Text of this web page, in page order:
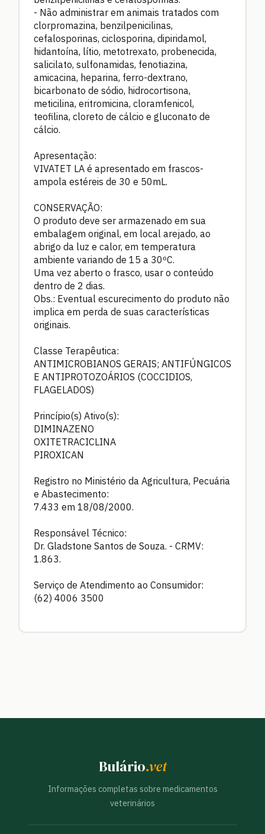
- Não administrar em animais tratados com
clorpromazina, benzilpenicilinas,
cefalosporinas, ciclosporina, dipiridamol,
hidantoína, lítio, metotrexato, probenecida,
salicilato, sulfonamidas, fenotiazina,
amicacina, heparina, ferro-dextrano,
bicarbonato de sódio, hidrocortisona,
meticilina, eritromicina, cloramfenicol,
teofilina, cloreto de cálcio e gluconato de
cálcio.
Apresentação:
VIVATET LA é apresentado em frascos-
ampola estéreis de 30 e 50mL.
CONSERVAÇÃO:
O produto deve ser armazenado em sua
embalagem original, em local arejado, ao
abrigo da luz e calor, em temperatura
ambiente variando de 15 a 30ºC.
Uma vez aberto o frasco, usar o conteúdo
dentro de 2 dias.
Obs.: Eventual escurecimento do produto não
implica em perda de suas características
originais.
Classe Terapêutica:
ANTIMICROBIANOS GERAIS; ANTIFÚNGICOS
E ANTIPROTOZOÁRIOS (COCCIDIOS,
FLAGELADOS)
Princípio(s) Ativo(s):
DIMINAZENO
OXITETRACICLINA
PIROXICAN
Registro no Ministério da Agricultura, Pecuária
e Abastecimento:
7.433 em 18/08/2000.
Responsável Técnico:
Dr. Gladstone Santos de Souza. - CRMV:
1.863.
Serviço de Atendimento ao Consumidor:
(62) 4006 3500
Bulário.vet
Informações completas sobre medicamentos
veterinários